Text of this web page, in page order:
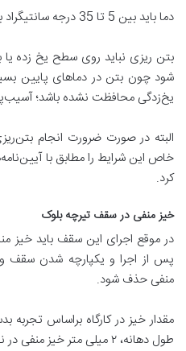
دما باید بین 5 تا 35 درجه سانتیگراد باشد.
بتن ریزی نباید روی سطح یخ زده یا
شود چون بتن در دماهای پایین
یخ‌زدگی محافظت نشده باشد؛
البته در صورت ضرورت انجام
خاص این شرایط را مطابق با
کرد.
خیز منفی در سقف تیرچه بلوک
در موقع اجرای این سقف بايد خيز
پس از اجرا و يكپارچه شدن سقف و
منفی حذف شود.
مقدار خيز در كارگاه براساس تجربه
طول دهانه، ۲ ميلی متر خيز منفی در نظر گرفته می‌شود.